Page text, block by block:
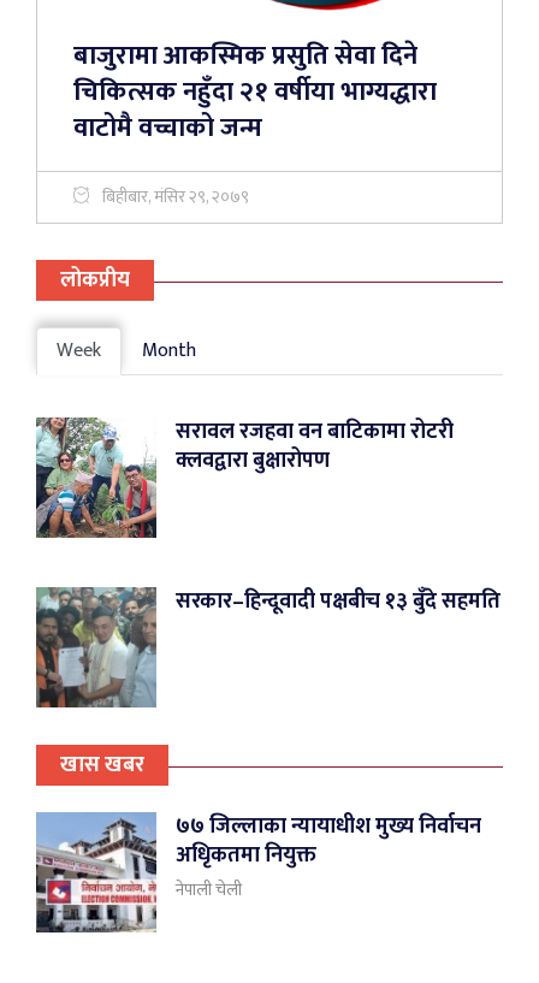
बाजुरामा आकस्मिक प्रसुति सेवा दिने
चिकित्सक नहुँदा २१ वर्षीया भाग्यद्धारा
वाटोमै वच्चाको जन्म
बिहीबार, मंसिर २९, २०७९
लोकप्रीय
Week Month
सरावल रजहवा वन बाटिकामा रोटरी
क्लवद्वारा बुक्षारोपण
सरकार–हिन्दूवादी पक्षबीच १३ बुँदे सहमति
खास खबर
७७ जिल्लाका न्यायाधीश मुख्य निर्वाचन
अधिृकतमा नियुक्त
नेपाली चेली